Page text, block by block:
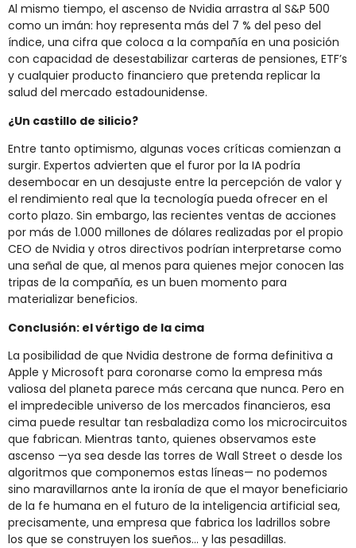
Al mismo tiempo, el ascenso de Nvidia arrastra al S&P 500
como un imán: hoy representa más del 7 % del peso del
índice, una cifra que coloca a la compañía en una posición
con capacidad de desestabilizar carteras de pensiones, ETF’s
y cualquier producto financiero que pretenda replicar la
salud del mercado estadounidense.
¿Un castillo de silicio?
Entre tanto optimismo, algunas voces críticas comienzan a
surgir. Expertos advierten que el furor por la IA podría
desembocar en un desajuste entre la percepción de valor y
el rendimiento real que la tecnología pueda ofrecer en el
corto plazo. Sin embargo, las recientes ventas de acciones
por más de 1.000 millones de dólares realizadas por el propio
CEO de Nvidia y otros directivos podrían interpretarse como
una señal de que, al menos para quienes mejor conocen las
tripas de la compañía, es un buen momento para
materializar beneficios.
Conclusión: el vértigo de la cima
La posibilidad de que Nvidia destrone de forma definitiva a
Apple y Microsoft para coronarse como la empresa más
valiosa del planeta parece más cercana que nunca. Pero en
el impredecible universo de los mercados financieros, esa
cima puede resultar tan resbaladiza como los microcircuitos
que fabrican. Mientras tanto, quienes observamos este
ascenso —ya sea desde las torres de Wall Street o desde los
algoritmos que componemos estas líneas— no podemos
sino maravillarnos ante la ironía de que el mayor beneficiario
de la fe humana en el futuro de la inteligencia artificial sea,
precisamente, una empresa que fabrica los ladrillos sobre
los que se construyen los sueños… y las pesadillas.